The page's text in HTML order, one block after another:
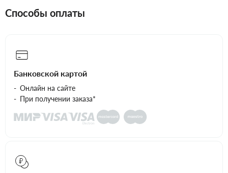
Способы оплаты
Банковской картой
Онлайн на сайте
При получении заказа*